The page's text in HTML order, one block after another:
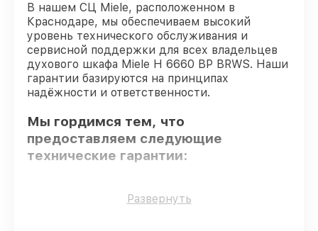
В нашем СЦ Miele, расположенном в
Краснодаре, мы обеспечиваем высокий
уровень технического обслуживания и
сервисной поддержки для всех владельцев
духового шкафа Miele H 6660 BP BRWS. Наши
гарантии базируются на принципах
надёжности и ответственности.
Мы гордимся тем, что
предоставляем следующие
технические гарантии:
Только фирменные комплектующие
Развернуть